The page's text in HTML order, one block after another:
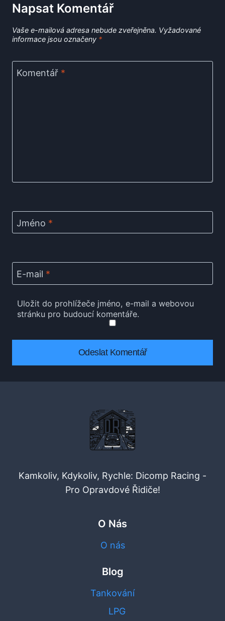
Napsat Komentář
Vaše e-mailová adresa nebude zveřejněna. Vyžadované
informace jsou označeny *
Komentář *
Jméno *
E-mail *
Uložit do prohlížeče jméno, e-mail a webovou
stránku pro budoucí komentáře.
Kamkoliv, Kdykoliv, Rychle: Dicomp Racing -
Pro Opravdové Řidiče!
O Nás
O nás
Blog
Tankování
LPG